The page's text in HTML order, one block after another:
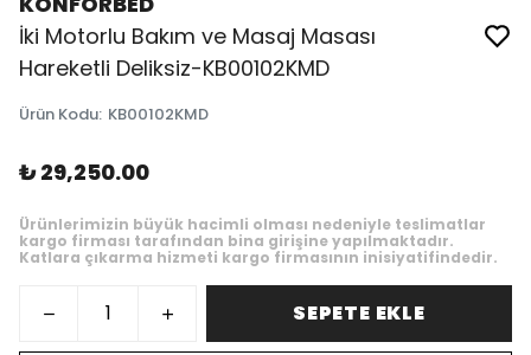
İki Motorlu Bakım ve Masaj Masası
Hareketli Deliksiz-KB00102KMD
Ürün Kodu: KB00102KMD
₺ 29,250.00
Ürünlerimizin büyük hacimli olması nedeniyle teslimatlar
kargo firması tarafından bina girişine yapılmaktadır.
Katlara çıkarma hizmeti kargo firmasının inisiyatifindedir.
SEPETE EKLE